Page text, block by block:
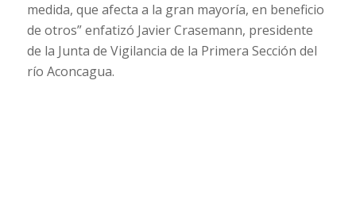
medida, que afecta a la gran mayoría, en beneficio
de otros” enfatizó Javier Crasemann, presidente
de la Junta de Vigilancia de la Primera Sección del
río Aconcagua.